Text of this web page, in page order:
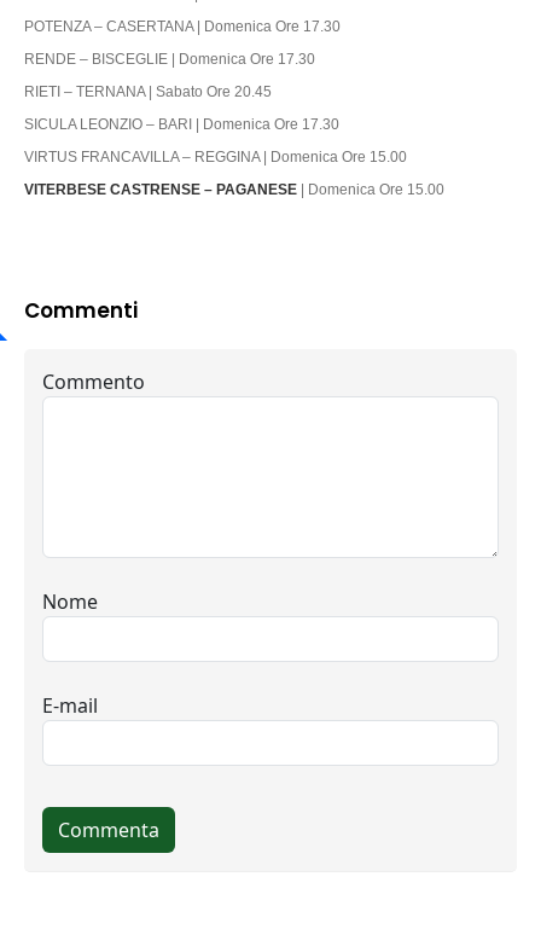
POTENZA – CASERTANA | Domenica Ore 17.30
RENDE – BISCEGLIE | Domenica Ore 17.30
RIETI – TERNANA | Sabato Ore 20.45
SICULA LEONZIO – BARI | Domenica Ore 17.30
VIRTUS FRANCAVILLA – REGGINA | Domenica Ore 15.00
VITERBESE CASTRENSE – PAGANESE
| Domenica Ore 15.00
Commenti